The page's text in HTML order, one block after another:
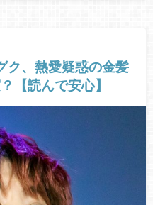
ク、熱愛疑惑の金髪
【読んで安心】